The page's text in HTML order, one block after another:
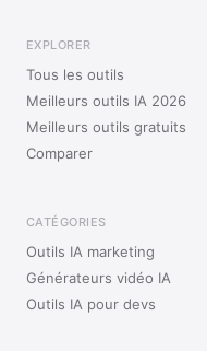
EXPLORER
Tous les outils
Meilleurs outils IA 2026
Meilleurs outils gratuits
Comparer
CATÉGORIES
Outils IA marketing
Générateurs vidéo IA
Outils IA pour devs